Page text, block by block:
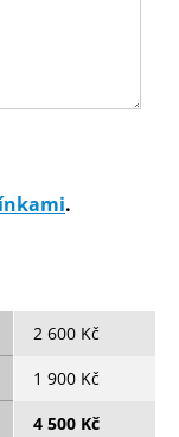
.
2 600 Kč
1 900 Kč
4 500 Kč